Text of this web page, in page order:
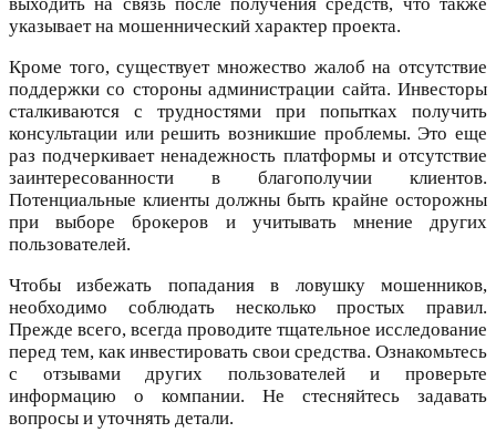
указывает на мошеннический характер проекта.
Кроме того, существует множество жалоб на отсутствие
поддержки со стороны администрации сайта. Инвесторы
сталкиваются с трудностями при попытках получить
консультации или решить возникшие проблемы. Это еще
раз подчеркивает ненадежность платформы и отсутствие
заинтересованности в благополучии клиентов.
Потенциальные клиенты должны быть крайне осторожны
при выборе брокеров и учитывать мнение других
пользователей.
Чтобы избежать попадания в ловушку мошенников,
необходимо соблюдать несколько простых правил.
Прежде всего, всегда проводите тщательное исследование
перед тем, как инвестировать свои средства. Ознакомьтесь
с отзывами других пользователей и проверьте
информацию о компании. Не стесняйтесь задавать
вопросы и уточнять детали.